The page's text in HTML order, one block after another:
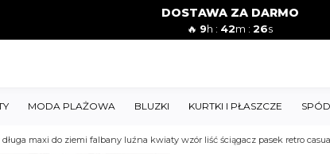
DOSTAWA ZA DARMO
🔥 9h : 42m : 24s
MODA PLAŻOWA BLUZKI KURTKI I PŁASZCZE
maxi do ziemi falbany luźna kwiaty wzór liść ściągacz pasek retro